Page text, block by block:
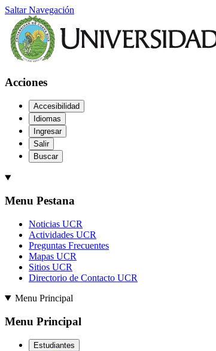
Saltar Navegación
Acciones
Accesibilidad
Idiomas
Ingresar
Salir
Buscar
Menu Pestana
Noticias UCR
Actividades UCR
Preguntas Frecuentes
Mapas UCR
Sitios UCR
Directorio de Contacto UCR
Menu Principal
Menu Principal
Estudiantes